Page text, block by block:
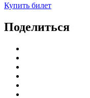
Купить билет
Поделиться